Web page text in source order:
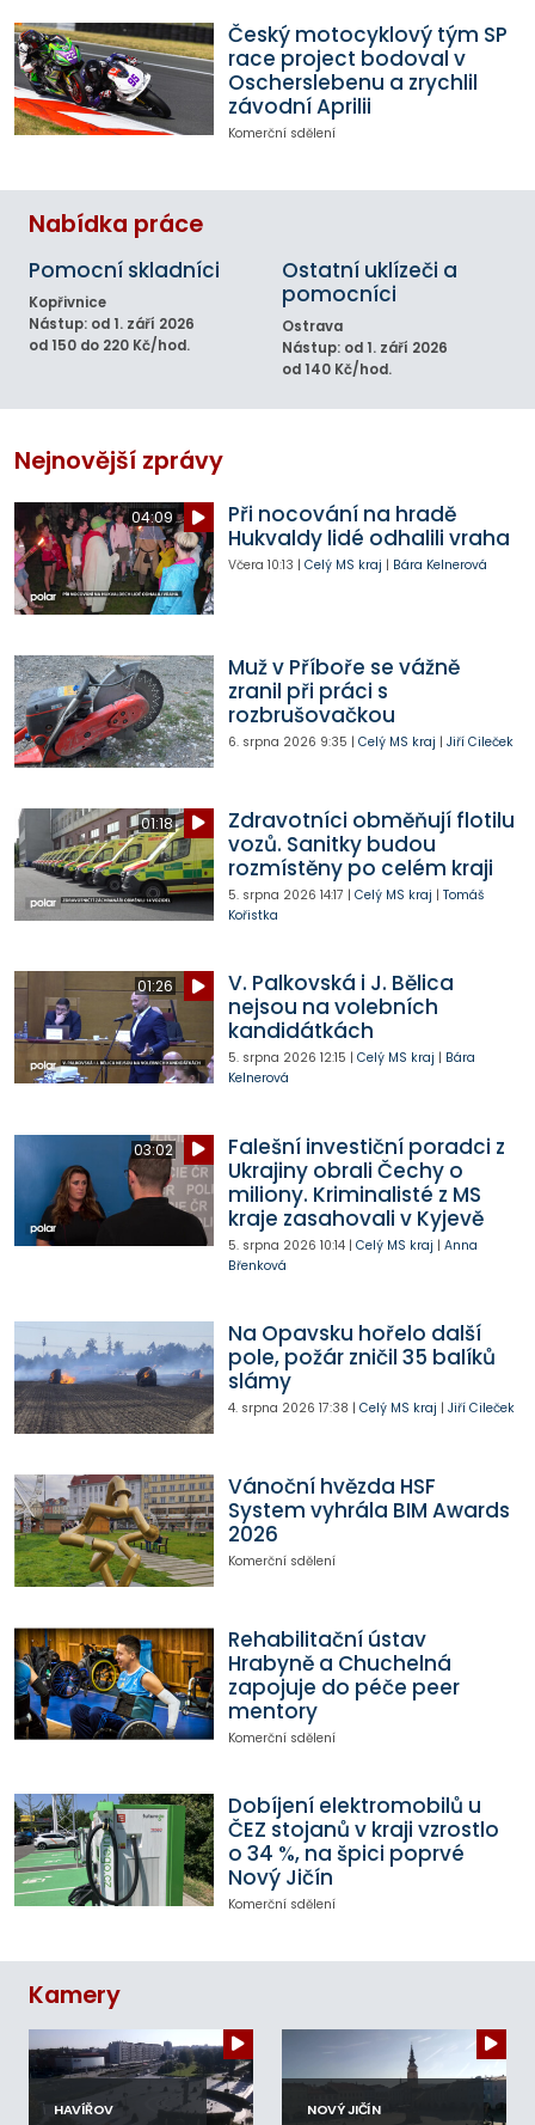
Český motocyklový tým SP
race project bodoval v
Oscherslebenu a zrychlil
závodní Aprilii
Komerční sdělení
Nabídka práce
Pomocní skladníci
Kopřivnice
Nástup: od 1. září 2026
od 150 do 220 Kč/hod.
Ostatní uklízeči a
pomocníci
Ostrava
Nástup: od 1. září 2026
od 140 Kč/hod.
Nejnovější zprávy
04:09
Při nocování na hradě
Hukvaldy lidé odhalili vraha
Včera 10:13 | Celý MS kraj | Bára Kelnerová
Muž v Příboře se vážně
zranil při práci s
rozbrušovačkou
6. srpna 2026 9:35 | Celý MS kraj | Jiří Cileček
01:18
Zdravotníci obměňují flotilu
vozů. Sanitky budou
rozmístěny po celém kraji
5. srpna 2026 14:17 | Celý MS kraj | Tomáš
Kořistka
01:26
V. Palkovská i J. Bělica
nejsou na volebních
kandidátkách
5. srpna 2026 12:15 | Celý MS kraj | Bára
Kelnerová
03:02
Falešní investiční poradci z
Ukrajiny obrali Čechy o
miliony. Kriminalisté z MS
kraje zasahovali v Kyjevě
5. srpna 2026 10:14| Celý MS kraj | Anna
Břenková
Na Opavsku hořelo další
pole, požár zničil 35 balíků
slámy
4. srpna 2026 17:38 | Celý MS kraj | Jiří Cileček
Vánoční hvězda HSF
System vyhrála BIM Awards
2026
Komerční sdělení
Rehabilitační ústav
Hrabyně a Chuchelná
zapojuje do péče peer
mentory
Komerční sdělení
Dobíjení elektromobilů u
ČEZ stojanů v kraji vzrostlo
o 34 %, na špici poprvé
Nový Jičín
Komerční sdělení
Kamery
HAVÍŘOV NOVÝ JIČÍN